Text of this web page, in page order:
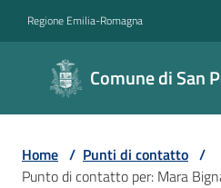
Regione Emilia-Romagna
Comune di San
Comune di
San
Possidonio
Home / Punti di contatto /
Punto di contatto per: Mara